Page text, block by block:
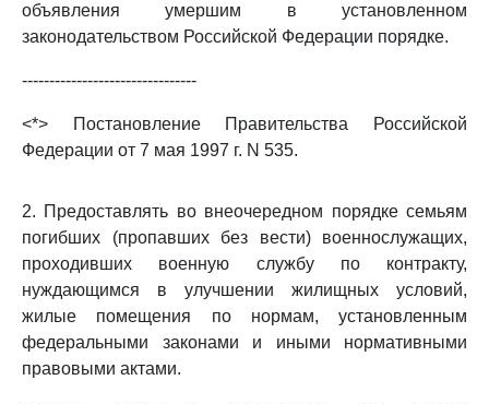
объявления умершим в установленном
законодательством Российской Федерации порядке.
--------------------------------
<*> Постановление Правительства Российской
Федерации от 7 мая 1997 г. N 535.
2. Предоставлять во внеочередном порядке семьям
погибших (пропавших без вести) военнослужащих,
проходивших военную службу по контракту,
нуждающимся в улучшении жилищных условий,
жилые помещения по нормам, установленным
федеральными законами и иными нормативными
правовыми актами.